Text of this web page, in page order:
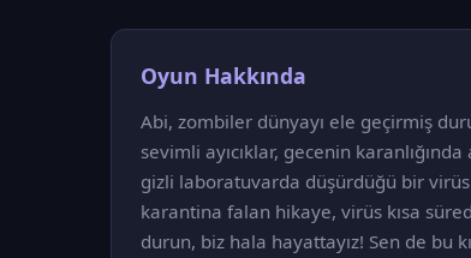
Oyun Hakkında
Abi, zombiler dünyayı ele geçirmiş
sevimli ayıcıklar, gecenin
gizli laboratuvarda düşürdüğü bir
karantina falan hikaye, virüs kısa
durun, biz hala hayattayız! Sen de bu